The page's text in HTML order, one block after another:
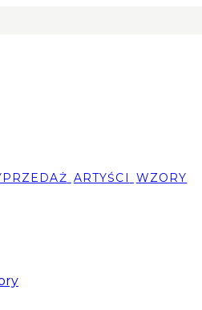
ARTYŚCI WZORY